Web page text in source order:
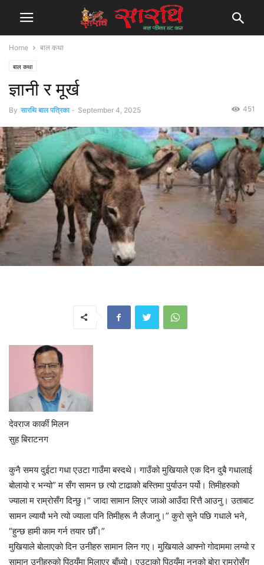
Home बाल कथा
बाल कथा
ज्ञानी र मूर्ख
By सारथि बाल पत्रिका - September 4, 2025 451
देवराज कार्की मिलन
सुह बिराटनग
कुनै समय दुईटा गधा एउटा गाउँमा बस्दथे। गाउँको मुखियाले एक दिन दुबै गधालाई
बोलायो र भन्यो” म सँग सामन छ त्यो टाढाको बस्तिमा पुर्याउन पर्यो। तिमीहरुको
ज्याला म राम्रोसँग दिन्छु।” जादा सामान लिएर जाओ आउँदा रित्तै आउनु। उताबाट
सामन ल्यायौ भने त्यो ज्याला पनि तिमीहरू नै लैजानु।” कुरो सुने पछि गधाले भने,
“हुन्छ हामी काम गर्न तयार छौँ।”
मुखियाले बोलाएको दिन उनीहरु सामान लिन गए। मुखियाले आफ्नो गोदाममा लग्यो र
सामान उनीहरुको पिठ्युँमा मिलाएर बाँध्यो। एउटाको पिठ्युँमा नुनको बोरा राम्रोसँग